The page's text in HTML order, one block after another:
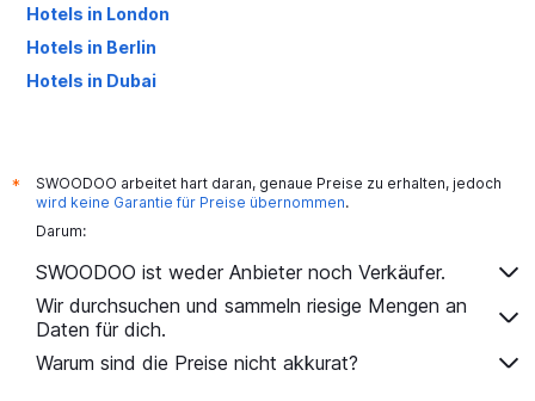
Hotels in London
Hotels in Berlin
Hotels in Dubai
*
SWOODOO arbeitet hart daran, genaue Preise zu erhalten, jedoch
wird keine Garantie für Preise übernommen.
Darum:
SWOODOO ist weder Anbieter noch Verkäufer.
Wir durchsuchen und sammeln riesige Mengen an
Daten für dich.
Warum sind die Preise nicht akkurat?